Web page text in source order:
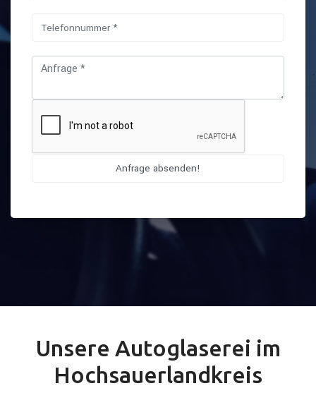
Unsere Autoglaserei im
Hochsauerlandkreis